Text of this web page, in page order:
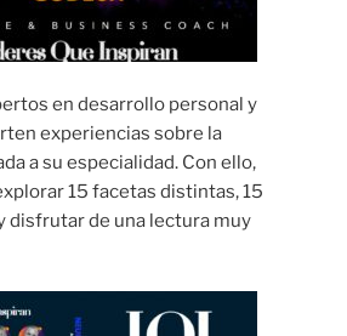
en desarrollo personal y
experiencias sobre la
a su especialidad. Con ello,
15 facetas distintas, 15
disfrutar de una lectura muy